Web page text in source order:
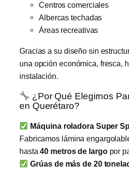
Centros comerciales
Albercas techadas
Áreas recreativas
Gracias a su diseño sin
una opción económica, fresca,
instalación.
¿Por Qué Elegirnos
en Querétaro?
Máquina roladora Super
Fabricamos lámina
hasta40 metros de largopor
Grúas de más de 20